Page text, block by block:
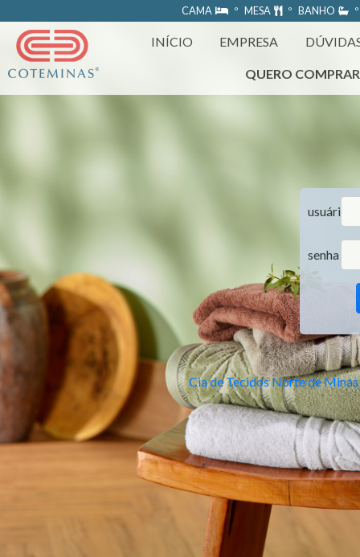
https://www.coteminas.com.br/desenv-web/htm11/
CAMA º MESA º BANHO
INÍCIO EMPRESA
QUERO COMPRAR
usuário
senha
Cia de Tecidos Norte de Minas